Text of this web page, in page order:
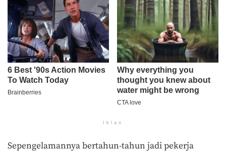
Iklan
Sepengelamannya bertahun-tahun jadi pekerja